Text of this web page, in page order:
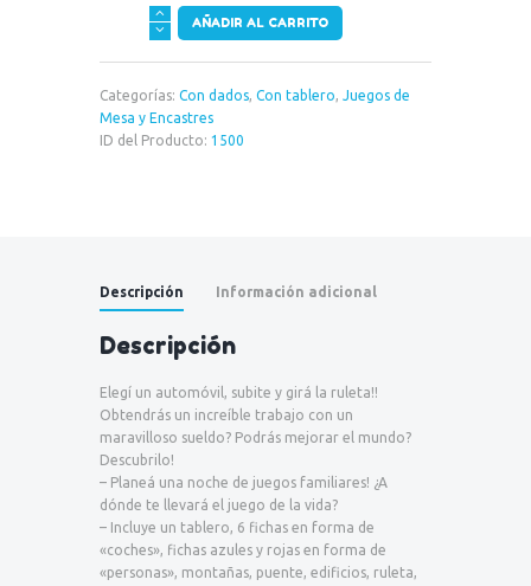
Juego
la
Vida
cantidad
AÑADIR AL CARRITO
Categorías: Con dados, Con tablero, Juegos de
Mesa y Encastres
ID del Producto: 1500
Descripción Información adicional
Descripción
Elegí un automóvil, subite y girá la ruleta!!
Obtendrás un increíble trabajo con un
maravilloso sueldo? Podrás mejorar el mundo?
Descubrilo!
– Planeá una noche de juegos familiares! ¿A
dónde te llevará el juego de la vida?
– Incluye un tablero, 6 fichas en forma de
«coches», fichas azules y rojas en forma de
«personas», montañas, puente, edificios, ruleta,